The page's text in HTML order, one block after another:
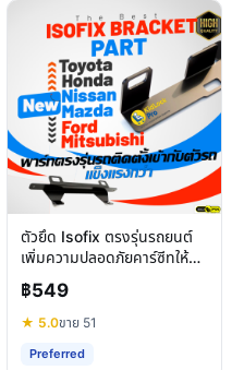
ตัวยึด Isofix ตรงรุ่นรถยนต์
เพิ่มความปลอดภัยคาร์ซีทให้
Honda Civic Accord Altis
Jazz
฿549
★ 5.0ขาย 51
Preferred